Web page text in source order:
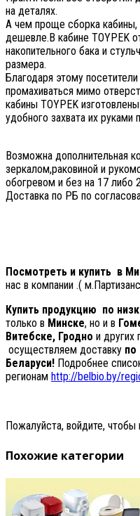
на деталях.
А чем проще сборка
дешевле.В кабине TOYPEK
накопительного бака и
размера.
Благодаря этому
промахиваться мимо
кабины TOYPEK
удобного захвата их руками
Возможна дополнительная
зеркалом,раковиной и
обогревом и без на 17 либо
Доставка по РБ по
Посмотреть и купить ​ ​в
нас в компании .(
Купить продукцию по
только в Минске, но и в
Витебске, Гродно и других
осуществляем доставку по
Беларуси! Подробнее
регионам http://belbio.by/
Пожалуйста, войдите, чтобы
Похожие категории